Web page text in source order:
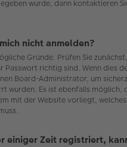
wurde, dann kontaktieren
nicht anmelden?
Gründe. Prüfen Sie
Passwort richtig sind. Wenn dies
Board-Administrator, um
wurden. Es ist ebenfalls möglich,
mit der Website vorliegt,
einiger Zeit registriert,